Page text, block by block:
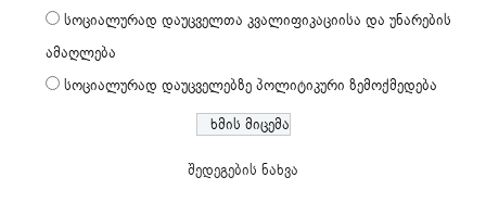
სოციალურად დაუცველთა კვალიფიკაციისა და უნარების
ამაღლება
სოციალურად დაუცველებზე პოლიტიკური ზემოქმედება
შედეგების ნახვა